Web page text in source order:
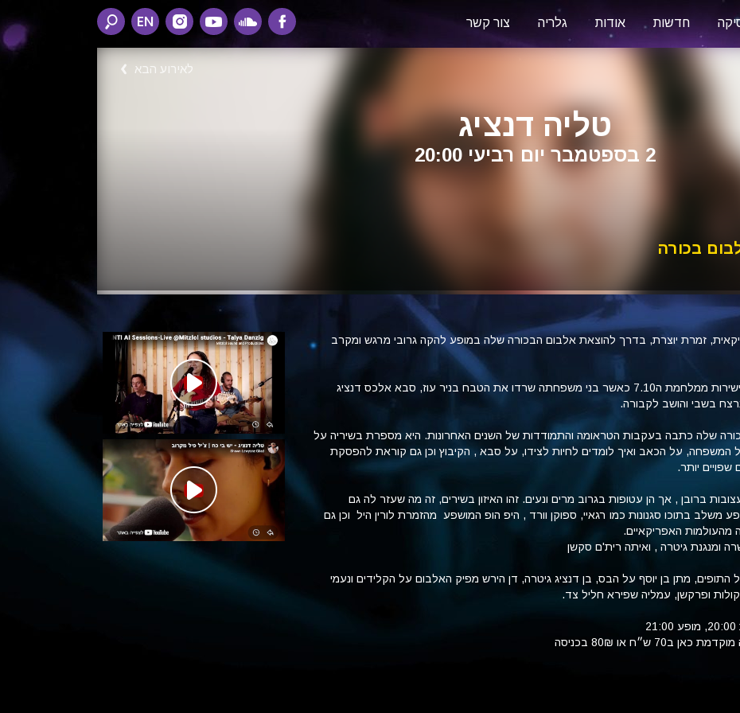
EN חדשות אודות גלריה צור קשר
לאירוע הבא
טליה דנציג
2 בספטמבר יום רביעי 20:00
בכורה
זמרת יוצרת, בדרך להוצאת אלבום הבכורה שלה במופע להקה גרובי מרגש ומקרב
טליה הושפעה ישירות ממלחמת ה7.10 כאשר בני משפחתה שרדו את הטבח בניר עוז, סבא אלכס דנציג
בשבי והושב לקבורה.
שלה כתבה בעקבות הטראומה והתמודדות של השנים האחרונות. היא מספרת בשיריה על
המשפחה, על הכאב ואיך לומדים לחיות לצידו, על סבא , הקיבוץ וכן גם קוראת להפסקת
שפויים יותר.
ברובן , אך הן עטופות בגרוב מרים ונעים. זהו האיזון בשירים, זה מה שעזר לה גם
משלב בתוכו סגנונות כמו רגאיי, ספוקן וורד , היפ הופ המושפע מהזמרת לורין היל וכן גם
מהעולמות האפריקאיים.
ומנגנת גיטרה , ואיתה רית'ם סקשן
התופים, מתן בן יוסף על הבס, בן דנציג גיטרה, דן הירש מפיק האלבום על הקלידים ונעמי
ופרקשן, עמליה שפירא חליל צד.
ב70 ש״ח או 80₪ בכניסה